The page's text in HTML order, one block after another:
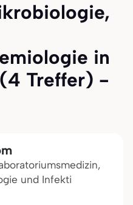
in
Treffer) -
und Infekti